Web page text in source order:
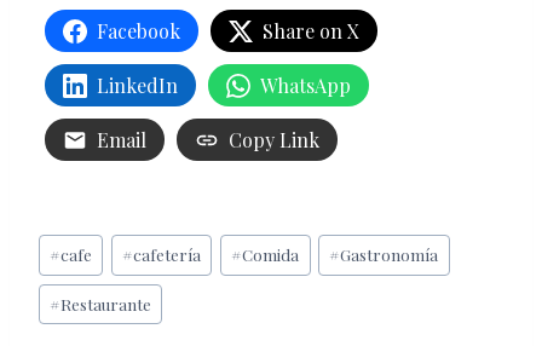
Facebook Share on X
LinkedIn WhatsApp
Email Copy Link
Etiquetas
de
la
#cafe #cafetería #Comida #Gastronomía
#Restaurante